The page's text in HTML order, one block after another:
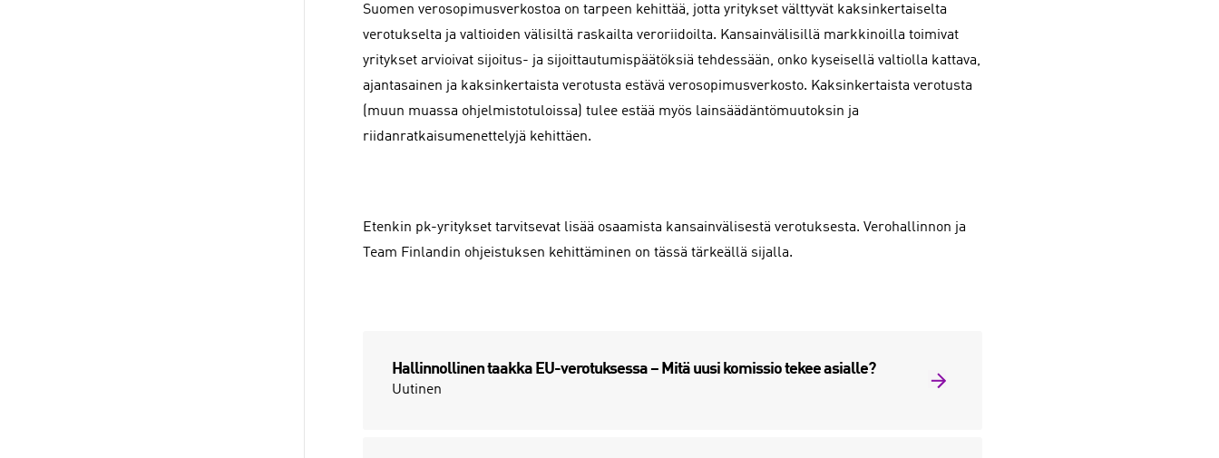
Suomen verosopimusverkostoa on tarpeen kehittää, jotta yritykset välttyvät kaksinkertaiselta
verotukselta ja valtioiden välisiltä raskailta veroriidoilta. Kansainvälisillä markkinoilla toimivat
yritykset arvioivat sijoitus- ja sijoittautumispäätöksiä tehdessään, onko kyseisellä valtiolla kattava,
ajantasainen ja kaksinkertaista verotusta estävä verosopimusverkosto. Kaksinkertaista verotusta
(muun muassa ohjelmistotuloissa) tulee estää myös lainsäädäntömuutoksin ja
riidanratkaisumenettelyjä kehittäen.
Etenkin pk-yritykset tarvitsevat lisää osaamista kansainvälisestä verotuksesta. Verohallinnon ja
Team Finlandin ohjeistuksen kehittäminen on tässä tärkeällä sijalla.
Hallinnollinen taakka EU-verotuksessa – Mitä uusi komissio tekee asialle?
Uutinen